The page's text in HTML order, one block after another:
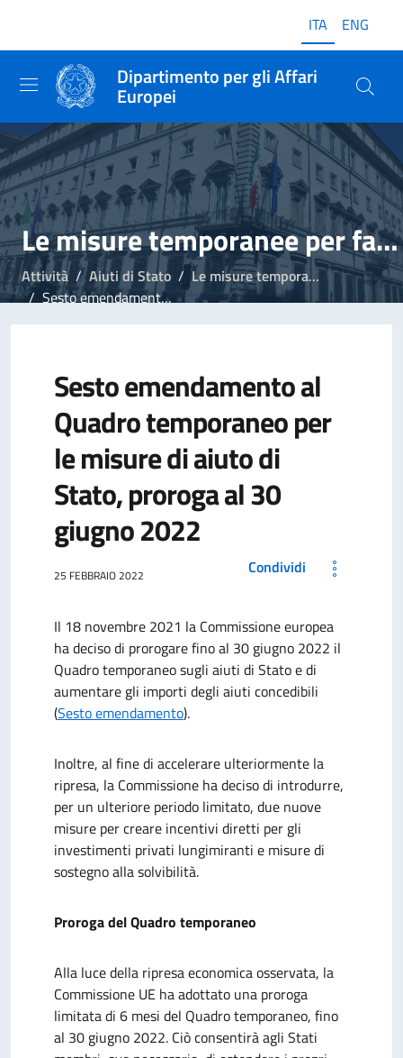
ITA ENG
Dipartimento per gli Affari
Europei
Le misure temporanee per far fronte al Covid-19
Attività Aiuti di Stato
Le misure temporanee per far fronte al Covid-19
Sesto emendamento al Quadro temporaneo per le misure di aiuto di Stato, proroga al 30 giugno 2022
Sesto emendamento al
Quadro temporaneo per
le misure di aiuto di
Stato, proroga al 30
giugno 2022
25 FEBBRAIO 2022 Condividi
Il 18 novembre 2021 la Commissione europea
ha deciso di prorogare fino al 30 giugno 2022 il
Quadro temporaneo sugli aiuti di Stato e di
aumentare gli importi degli aiuti concedibili
(Sesto emendamento).
Inoltre, al fine di accelerare ulteriormente la
ripresa, la Commissione ha deciso di introdurre,
per un ulteriore periodo limitato, due nuove
misure per creare incentivi diretti per gli
investimenti privati ​​lungimiranti e misure di
sostegno alla solvibilità.
Proroga del Quadro temporaneo
Alla luce della ripresa economica osservata, la
Commissione UE ha adottato una proroga
limitata di 6 mesi del Quadro temporaneo, fino
al 30 giugno 2022. Ciò consentirà agli Stati